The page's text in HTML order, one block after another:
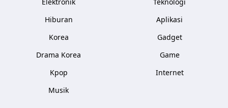
Hiburan
Korea
Drama Korea
Kpop
Musik
Aplikasi
Gadget
Game
Internet